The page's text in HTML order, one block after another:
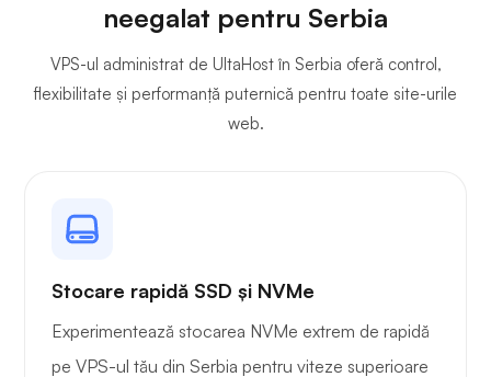
neegalat pentru Serbia
VPS-ul administrat de UltaHost în Serbia oferă control,
flexibilitate și performanță puternică pentru toate site-urile
web.
Stocare rapidă SSD și NVMe
Experimentează stocarea NVMe extrem de rapidă
pe VPS-ul tău din Serbia pentru viteze superioare